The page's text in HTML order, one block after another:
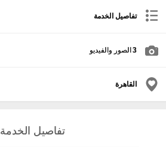
تفاصيل الخدمة
3 الصور والفيديو
القاهرة
تفاصيل الخدمة